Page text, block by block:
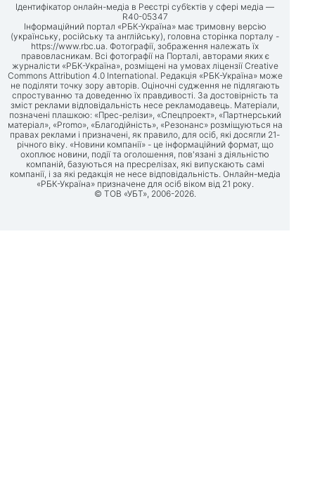
Ідентифікатор онлайн-медіа в Реєстрі суб’єктів у сфері медіа —
R40-05347
Інформаційний портал «РБК-Україна» має тримовну версію
(українську, російську та англійську), головна сторінка порталу -
https://www.rbc.ua . Фотографії, зображення належать їх
правовласникам. Всі фотографії на Порталі, авторами яких є
журналісти «РБК-Україна», розміщені на умовах ліцензії Creative
Commons Attribution 4.0 International. Редакція «РБК-Україна» може
не поділяти точку зору авторів. Оціночні судження не підлягають
спростуванню та доведенню їх правдивості. За достовірність та
зміст реклами відповідальність несе рекламодавець. Матеріали,
позначені плашкою: «Прес-релізи», «Спецпроект», «Партнерський
матеріал», «Promo», «Благодійність», «Резонанс» розміщуються на
правах реклами і призначені, як правило, для осіб, які досягли 21-
річного віку. «Новини компанії» - це інформаційний формат, що
охоплює новини, події та оголошення, пов'язані з діяльністю
компаній, базуються на пресрелізах, які випускають самі
компанії, і за які редакція не несе відповідальність. Онлайн-медіа
«РБК-Україна» призначене для осіб віком від 21 року.
© ТОВ «УБТ», 2006-2026.